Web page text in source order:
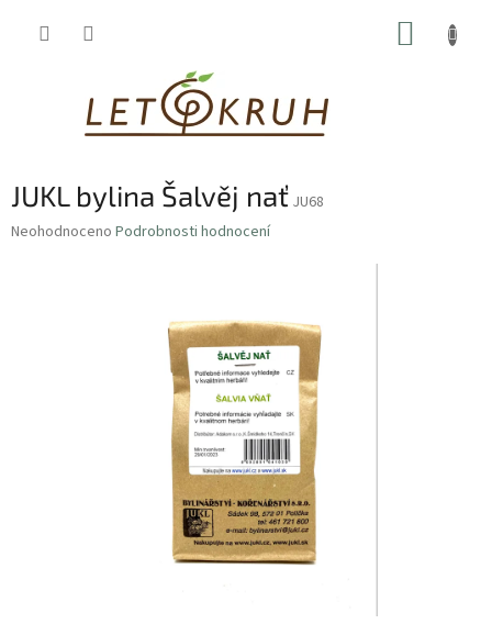
JUKL bylina Šalvěj nať JU68
Průměrné
Neohodnoceno Podrobnosti hodnocení